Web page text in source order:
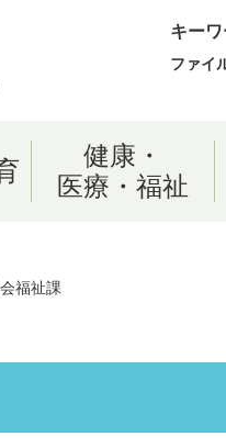
キー
ファイ
健康・
医療・福祉
福祉課